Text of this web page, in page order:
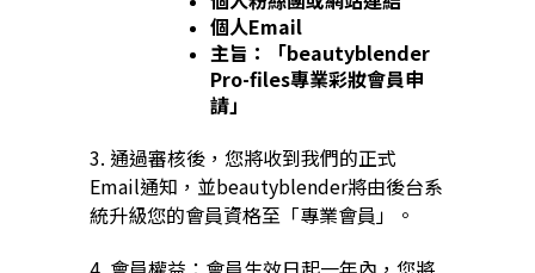
個人Email
主旨：「beautyblender
Pro-files專業彩妝會員申
請」
3. 通過審核後，您將收到我們的正式
Email通知，並beautyblender將由後台系
統升級您的會員資格至「專業會員」。